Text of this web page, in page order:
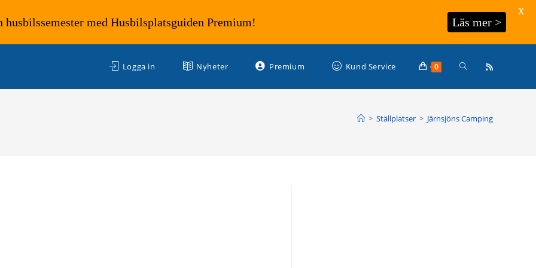
Logga in Nyheter Premium Kund Service 0 Slå
> Ställplatser > Järnsjöns Camping
husbilssemester med Husbilsplatsguiden Premium! Läs mer >
X